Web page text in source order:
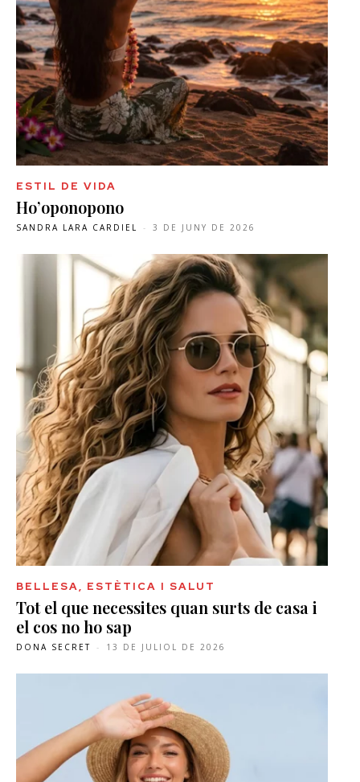
ESTIL DE VIDA
Ho’oponopono
SANDRA LARA CARDIEL - 3 DE JUNY DE 2026
BELLESA, ESTÈTICA I SALUT
Tot el que necessites quan surts de casa i
el cos no ho sap
DONA SECRET - 13 DE JULIOL DE 2026